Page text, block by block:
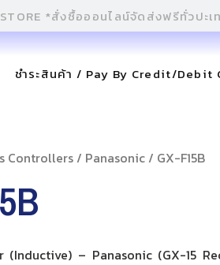
ชำระสินค้า / Pay By Credit/Debit
Controllers / Panasonic / GX-F15B
(Inductive) – Panasonic (GX-15